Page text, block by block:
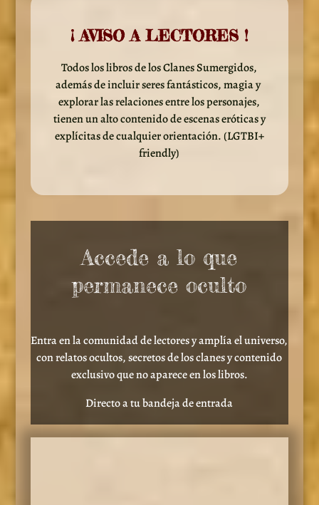
¡ AVISO A LECTORES !
Todos los libros de los Clanes Sumergidos,
además de incluir seres fantásticos, magia y
explorar las relaciones entre los personajes,
tienen un alto contenido de escenas eróticas y
explícitas de cualquier orientación. (LGTBI+
friendly)
Accede a lo que
permanece oculto
Entra en la comunidad de lectores y amplía el universo,
con relatos ocultos, secretos de los clanes y contenido
exclusivo que no aparece en los libros.
Directo a tu bandeja de entrada